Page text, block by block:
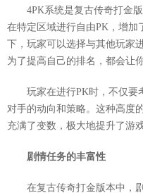
4PK系统是复古传奇打金
在特定区域进行自由PK，增
下，玩家可以选择与其他玩家
为了提高自己的排名，都会让
玩家在进行PK时，不仅要
对手的动向和策略。这种高度
充满了变数，极大地提升了游
剧情任务的丰富性
在复古传奇打金版本中，